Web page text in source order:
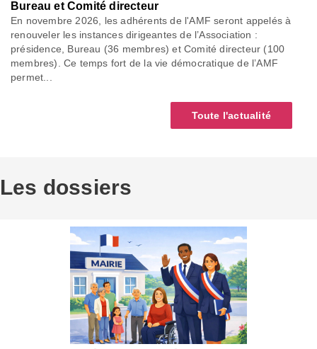
Bureau et Comité directeur
En novembre 2026, les adhérents de l'AMF seront appelés à
renouveler les instances dirigeantes de l’Association :
présidence, Bureau (36 membres) et Comité directeur (100
membres). Ce temps fort de la vie démocratique de l’AMF
permet...
Toute l'actualité
Les dossiers